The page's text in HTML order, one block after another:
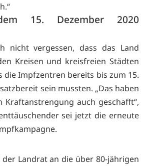
15. Dezember 2020
nicht vergessen, dass das Land
Kreisen und kreisfreien Städten
die Impfzentren bereits bis zum 15.
sein mussten. „Das haben
auch geschafft“,
sei jetzt die erneute
Landrat an die über 80-jährigen